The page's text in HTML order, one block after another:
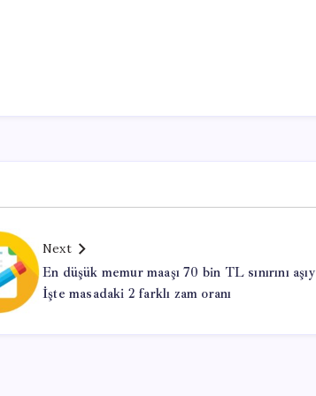
Next
En düşük memur maaşı 70 bin TL sınırını
İşte masadaki 2 farklı zam oranı